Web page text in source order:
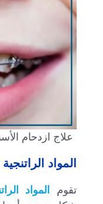
علاج ازدحام
المواد
تقوم المواد